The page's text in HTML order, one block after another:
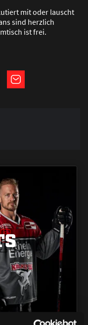
mit oder lauscht
sind herzlich
ist frei.